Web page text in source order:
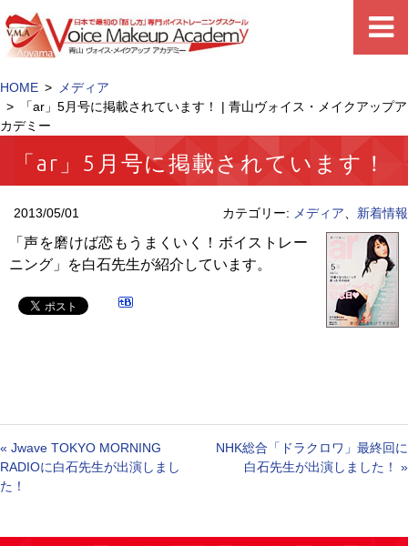
HOME
メディア
「ar」5月号に掲載されています！ | 青山ヴォイス・メイクアップア
カデミー
「ar」5月号に掲載されています！
2013/05/01 カテゴリー: メディア 新着情報
「声を磨けば恋もうまくいく！ボイストレー
ニング」を白石先生が紹介しています。
« Jwave TOKYO MORNING
RADIOに白石先生が出演しまし
た！
NHK総合「ドラクロワ」最終回に
白石先生が出演しました！
»